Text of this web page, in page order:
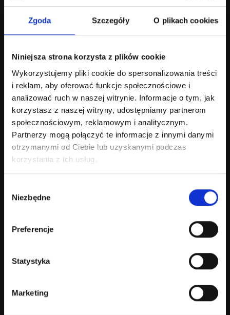
Zgoda Szczegóły O plikach cookies
Niniejsza strona korzysta z plików cookie
Wykorzystujemy pliki cookie do spersonalizowania treści
i reklam, aby oferować funkcje społecznościowe i
analizować ruch w naszej witrynie. Informacje o tym, jak
korzystasz z naszej witryny, udostępniamy partnerom
społecznościowym, reklamowym i analitycznym.
Partnerzy mogą połączyć te informacje z innymi danymi
otrzymanymi od Ciebie lub uzyskanymi podczas
korzystania z ich usług.
zgody
Niezbędne
Preferencje
Statystyka
Marketing
Commerce System Foundation
Optimised checkout performance
Controlled plugin environment
Hosting alignment
Over 20 years of experience
Operational Integration
API-based data exchange
Performance monitoring
Security monitoring and update strategy